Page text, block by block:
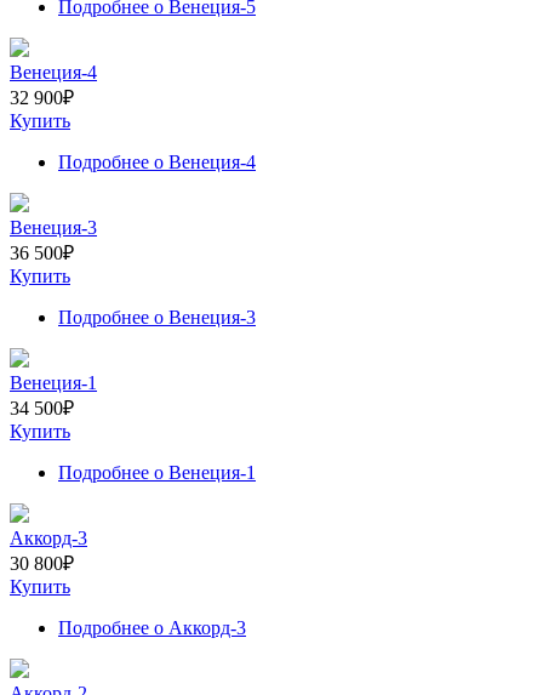
Подробнее о Венеция-5
Венеция-4
32 900₽
Купить
Подробнее о Венеция-4
Венеция-3
36 500₽
Купить
Подробнее о Венеция-3
Венеция-1
34 500₽
Купить
Подробнее о Венеция-1
Аккорд-3
30 800₽
Купить
Подробнее о Аккорд-3